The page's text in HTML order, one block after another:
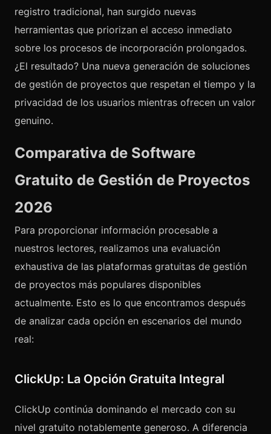
registro tradicional, han surgido nuevas
herramientas que priorizan el acceso inmediato
sobre los procesos de incorporación prolongados.
¿El resultado? Una nueva generación de soluciones
de gestión de proyectos que respetan el tiempo y la
privacidad de los usuarios mientras ofrecen un valor
genuino.
Comparativa de Software
Gratuito de Gestión de Proyectos
2026
Para proporcionar información procesable a
nuestros lectores, realizamos una evaluación
exhaustiva de las plataformas gratuitas de gestión
de proyectos más populares disponibles
actualmente. Esto es lo que encontramos después
de analizar cada opción en escenarios del mundo
real:
ClickUp: La Opción Gratuita Integral
ClickUp continúa dominando el mercado con su
nivel gratuito notablemente generoso. A diferencia